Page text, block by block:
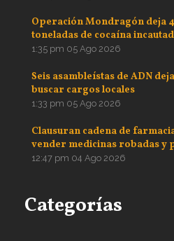
Operación Mondragón deja
toneladas de cocaína
1:35 pm 05 Ago 2026
Seis asambleístas de ADN
buscar cargos locales
1:33 pm 05 Ago 2026
Clausuran cadena de
vender medicinas robadas y
12:47 pm 04 Ago 2026
Categorías